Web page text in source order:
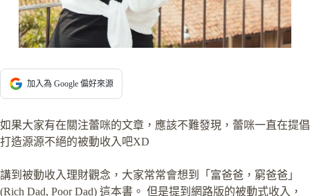
加入為 Google 偏好來源
如果大家有在關注蕾咪的文章，應該不難發現，蕾咪一直在提倡
打造源源不絕的被動收入吧XD
講到被動收入理財觀念，大家常常會想到「富爸爸，窮爸爸」
(Rich Dad, Poor Dad) 這本書。 但是提到網路版的被動式收入，